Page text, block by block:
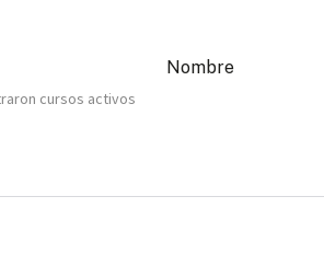
Nombre
cursos activos